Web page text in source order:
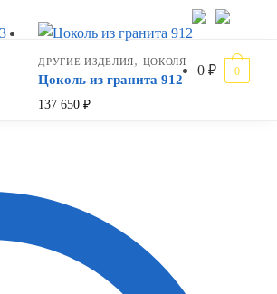
ДРУГИЕ ИЗДЕЛИЯ, ЦОКОЛЯ
Цоколь из гранита 912
137 650₽
0₽ 0